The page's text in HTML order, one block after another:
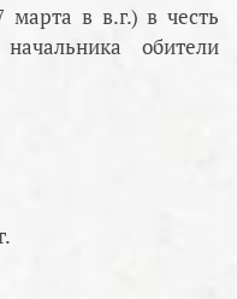
марта в в.г.) в честь
обители